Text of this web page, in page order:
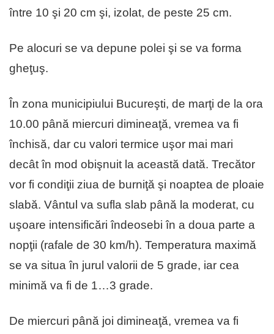
între 10 şi 20 cm şi, izolat, de peste 25 cm.
Pe alocuri se va depune polei şi se va forma
gheţuş.
În zona municipiului Bucureşti, de marţi de la ora
10.00 până miercuri dimineaţă, vremea va fi
închisă, dar cu valori termice uşor mai mari
decât în mod obişnuit la această dată. Trecător
vor fi condiţii ziua de burniţă şi noaptea de ploaie
slabă. Vântul va sufla slab până la moderat, cu
uşoare intensificări îndeosebi în a doua parte a
nopţii (rafale de 30 km/h). Temperatura maximă
se va situa în jurul valorii de 5 grade, iar cea
minimă va fi de 1…3 grade.
De miercuri până joi dimineaţă, vremea va fi